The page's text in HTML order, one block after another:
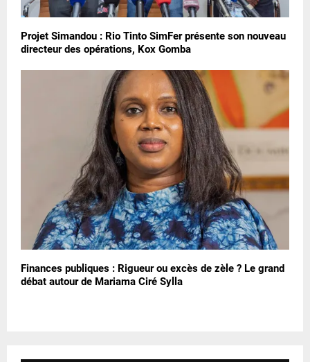
Projet Simandou : Rio Tinto SimFer présente son nouveau
directeur des opérations, Kox Gomba
Finances publiques : Rigueur ou excès de zèle ? Le grand
débat autour de Mariama Ciré Sylla